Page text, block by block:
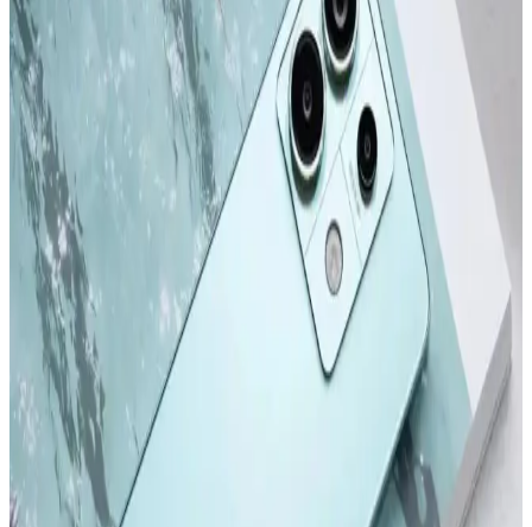
Apple iPhone 16 Pro Max 512GB Siyah: Gelişmiş
Kamera ve Yüksek Performanslı Akıllı Telefon
iPhone 16 Pro Max, titanyum tasarımı, 6,9 inç ekran ve gelişmiş
kameralarıyla öne çıkan yüksek performanslı akıllı telefon. Uzun pil
ömrü ve yenilikçi özellikleriyle kullanıcıların beklentilerini karşılar.
Apple iPhone Serisinin Güncel Modelleri ve
Gelecekteki Yenilikler Hakkında Bilgi
2022 ve sonrası iPhone modelleri, tasarım ve performans alanında
önemli adımlar atıyor. Yeni modeller ve teknolojik gelişmelerle ilgili
detaylar, kullanıcıların bilinçli tercihler yapmasını sağlıyor.
Samsung Galaxy S24 ve S24 Ultra Karşılaştırması:
Özellikler ve Kullanıcı Deneyimleri
Samsung Galaxy S24 ve S24 Ultra modellerinin tasarım, ekran,
kamera ve performans özelliklerini karşılaştırıyoruz. Güncellemeler
ve kullanıcı deneyimleriyle ilgili önemli bilgiler içerir.
Redmi Note 11 Pro ve Redmi Note 12 Pro